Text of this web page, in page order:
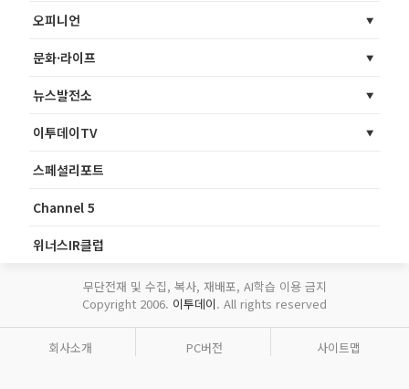
오피니언
문화·라이프
뉴스발전소
이투데이TV
스페셜리포트
Channel 5
위너스IR클럽
무단전재 및 수집, 복사, 재배포, AI학습 이용 금지
Copyright 2006. 이투데이. All rights reserved
회사소개 PC버전 사이트맵